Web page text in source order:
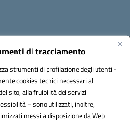
di tracciamento
strumenti di profilazione degli utenti -
cookies tecnici necessari al
sito, alla fruibilità dei servizi
– sono utilizzati, inoltre,
messi a disposizione da Web
00036 Palestrina
rmic8dr00r@pec.istruzione.it